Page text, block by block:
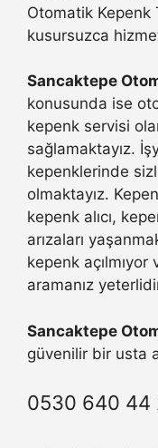
Otomatik Kepenk
kusursuzca
Sancaktepe
konusunda ise
kepenk servisi
sağlamaktayız.
kepenklerinde
olmaktayız.
kepenk alıcı,
arızaları
kepenk
aramanız
Sancaktepe
güvenilir bir usta
0530 640 44